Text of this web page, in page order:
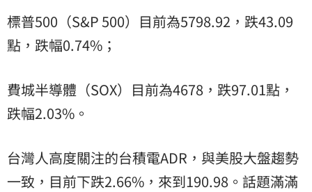
標普500（S&P 500）目前為5798.92，跌43.09
點，跌幅0.74%；
費城半導體（SOX）目前為4678，跌97.01點，
跌幅2.03%。
台灣人高度關注的台積電ADR，與美股大盤趨勢
一致，目前下跌2.66%，來到190.98。話題滿滿